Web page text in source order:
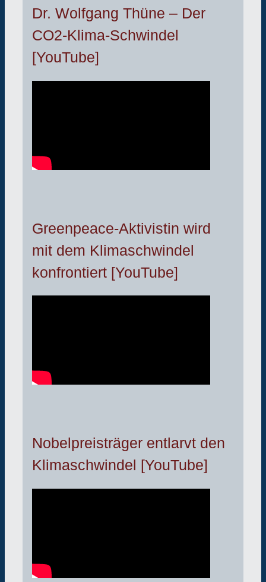
Dr. Wolfgang Thüne – Der
CO2-Klima-Schwindel
[YouTube]
Greenpeace-Aktivistin wird
mit dem Klimaschwindel
konfrontiert [YouTube]
Nobelpreisträger entlarvt den
Klimaschwindel [YouTube]